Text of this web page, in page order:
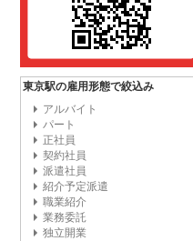
東京駅の雇用形態で絞込み
アルバイト
パート
正社員
契約社員
派遣社員
紹介予定派遣
職業紹介
業務委託
独立開業